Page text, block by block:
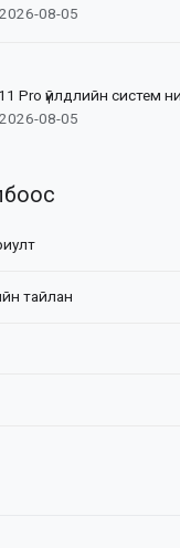
2026-08-05
Pro үйлдлийн систем
2026-08-05
тайлан